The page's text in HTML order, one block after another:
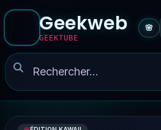
Geekweb
GEEKTUBE
🌸